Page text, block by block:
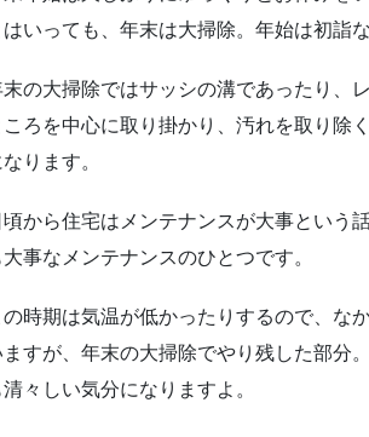
はいっても、年末は大掃除。年始は初詣
末の大掃除ではサッシの溝であったり、
ころを中心に取り掛かり、汚れを取り除
ります。
頃から住宅はメンテナンスが大事という
大事なメンテナンスのひとつです。
の時期は気温が低かったりするので、な
ますが、年末の大掃除でやり残した部分
清々しい気分になりますよ。